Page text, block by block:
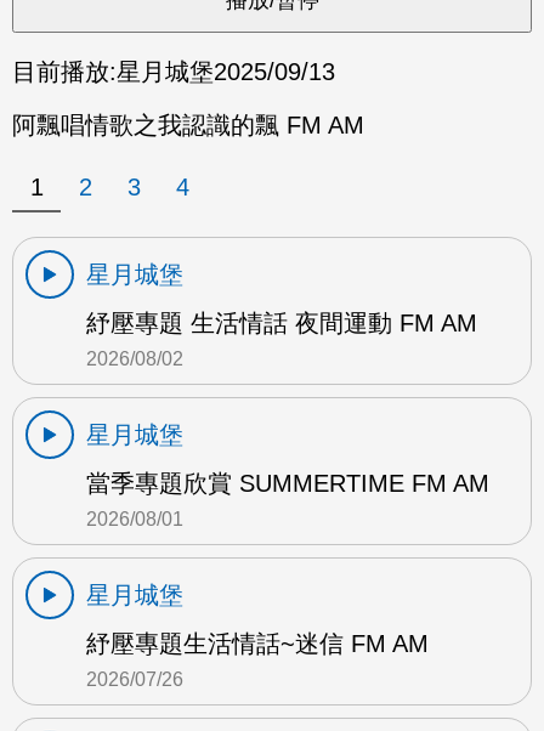
目前播放:星月城堡2025/09/13
阿飄唱情歌之我認識的飄 FM AM
1 2 3 4
星月城堡
紓壓專題 生活情話 夜間運動 FM AM
2026/08/02
星月城堡
當季專題欣賞 SUMMERTIME FM AM
2026/08/01
星月城堡
紓壓專題生活情話~迷信 FM AM
2026/07/26